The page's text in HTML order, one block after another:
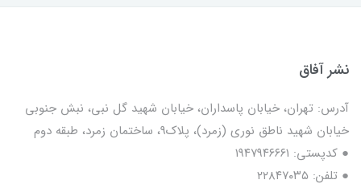
نشر آفاق
آدرس: تهران، خیابان پاسداران، خیابان شهید گل نبی، نبش جنوبی
خیابان شهید ناطق نوری (زمرد)، پلاک9، ساختمان زمرد، طبقه دوم
● کدپستی: ۱۹۴۷۹۴۶۶۶۱
● تلفن: ٢٢٨۴٧۰۳۵